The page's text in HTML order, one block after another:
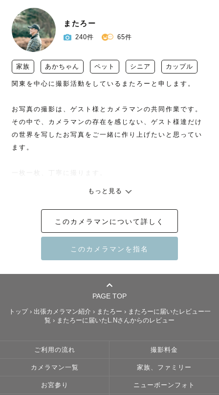
またろー
240件 65件
家族 あかちゃん ペット シニア カップル
関東を中心に撮影活動をしているまたろーと申します。
お写真の撮影は、ゲスト様とカメラマンの共同作業です。
その中で、カメラマンの存在を感じない、ゲスト様達だけ
の世界を写したお写真をご一緒に作り上げたいと思ってい
ます。
笑顔を中心にあなたの幸せをしっかり切り取り、残したい
と思っています。
もっと見る
このカメラマンについて詳しく
PAGE TOP
トップ› 出張カメラマン紹介 › またろー › またろーに届いたレビュー一
覧 › またろーに届いたL.Nさんからのレビュー
ご利用の流れ 撮影料金
カメラマン一覧 家族、ファミリー
お宮参り ニューボーンフォト